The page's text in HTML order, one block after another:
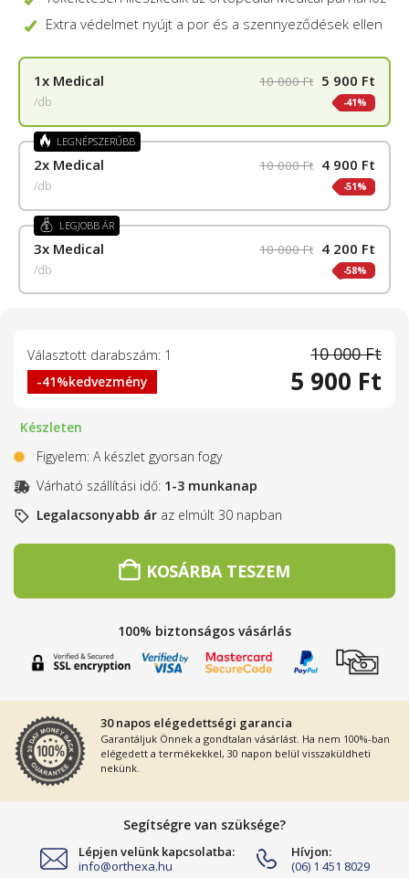
Extra védelmet nyújt a por és a szennyeződések ellen
1x Medical 10 000 Ft 5 900 Ft
/db 41%
LEGNÉPSZERŰBB
2x Medical 10 000 Ft 4 900 Ft
/db 51%
LEGJOBB ÁR
3x Medical 10 000 Ft 4 200 Ft
/db 58%
Választott darabszám: 1
-41%kedvezmény
10 000 Ft
5 900 Ft
Készleten
Figyelem: A készlet gyorsan fogy
Várható szállítási idő: 1-3 munkanap
Legalacsonyabb ár az elmúlt 30 napban
KOSÁRBA TESZEM
100% biztonságos vásárlás
30 napos elégedettségi garancia
Garantáljuk Önnek a gondtalan vásárlást. Ha nem 100%-ban
elégedett a termékekkel, 30 napon belül visszaküldheti
nekünk.
Segítségre van szüksége?
Lépjen velünk kapcsolatba:
info@orthexa.hu
Hívjon:
(06) 1 451 8029